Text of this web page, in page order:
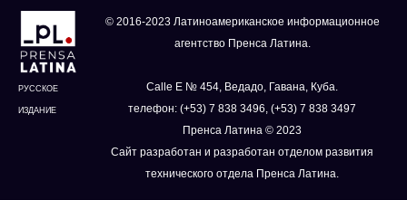
РУССКОЕ
ИЗДАНИЕ
© 2016-2023 Латиноамериканское информационное
агентство Пренса Латина.
Calle E № 454, Ведадо, Гавана, Куба.
телефон: (+53) 7 838 3496, (+53) 7 838 3497
Пренса Латина © 2023
Сайт разработан и разработан отделом развития
технического отдела Пренса Латина.